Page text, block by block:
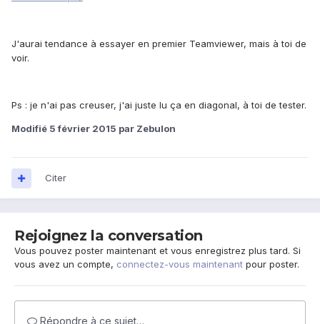
J'aurai tendance à essayer en premier Teamviewer, mais à toi de
voir.
Ps : je n'ai pas creuser, j'ai juste lu ça en diagonal, à toi de tester.
Modifié 5 février 2015 par Zebulon
Citer
Rejoignez la conversation
Vous pouvez poster maintenant et vous enregistrez plus tard. Si
vous avez un compte, connectez-vous maintenant pour poster.
Répondre à ce sujet…